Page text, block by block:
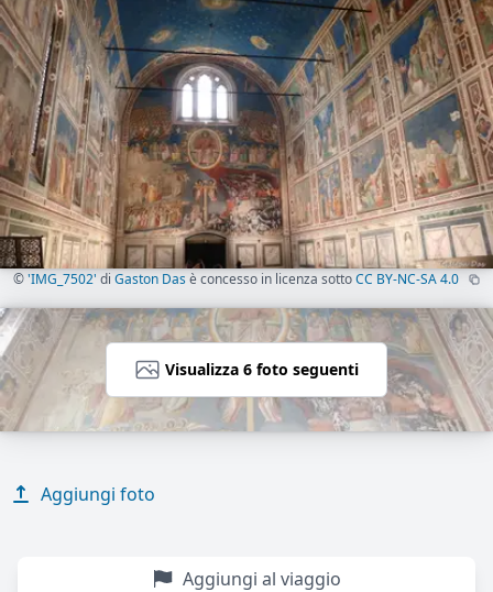
©'IMG_7502' di Gaston Dasè concesso in licenza sottoCC BY-NC-SA 4.0
Visualizza 6 foto seguenti
Aggiungi foto
Aggiungi al viaggio